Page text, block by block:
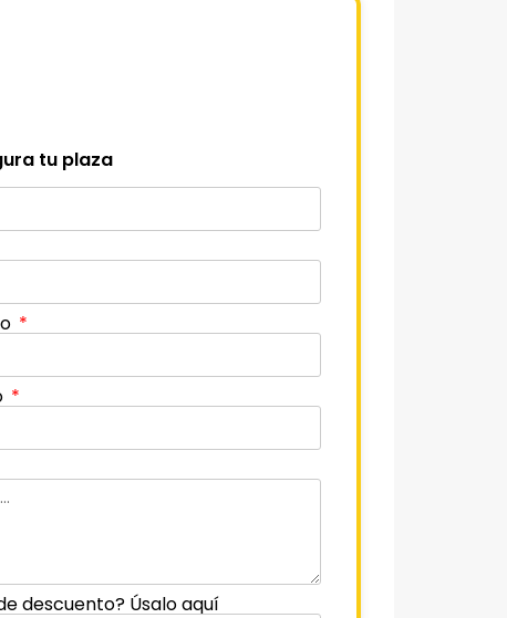
tu plaza
descuento? Úsalo aquí